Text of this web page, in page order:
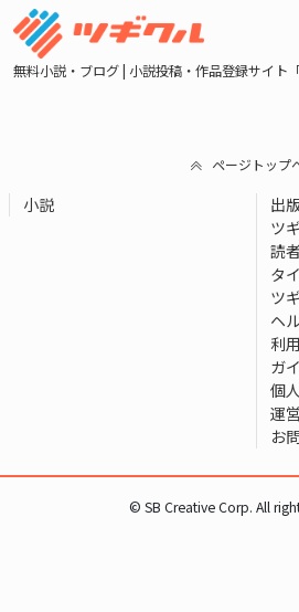
無料小説・ブログ | 小説投稿・作品登録サイト「
ページトップ
小説
出
ツ
読
タ
ツ
ヘ
利
ガ
個
運
お
© SB Creative Corp. All